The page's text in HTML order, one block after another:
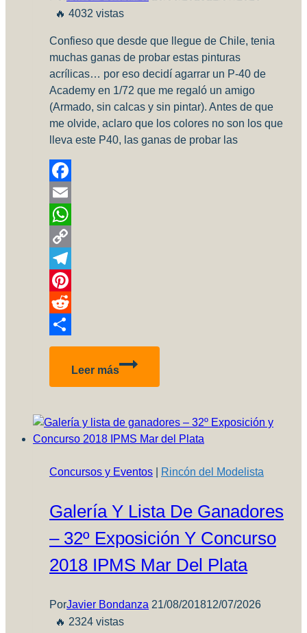
🔥 4032 vistas
Confieso que desde que llegue de Chile, tenia
muchas ganas de probar estas pinturas
acrílicas… por eso decidí agarrar un P-40 de
Academy en 1/72 que me regaló un amigo
(Armado, sin calcas y sin pintar). Antes de que
me olvide, aclaro que los colores no son los que
lleva este P40, las ganas de probar las
Facebook
Email
WhatsApp
Copy
Link
Telegram
Pinterest
Reddit
Compartir
Leer más
Primera
acrílicos
K4
Concursos y Eventos Rincón del Modelista
Galería Y Lista De Ganadores
– 32º Exposición Y Concurso
2018 IPMS Mar Del Plata
PorJavier Bondanza 21/08/201812/07/2026
🔥 2324 vistas